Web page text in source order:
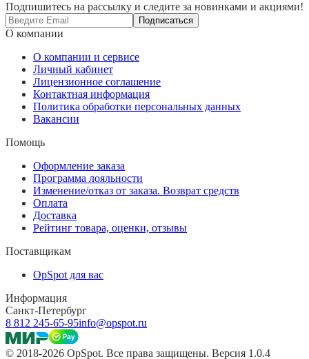
Подпишитесь на рассылку и следите за новинками и акциями!
Подписаться
О компании
О компании и сервисе
Личный кабинет
Лицензионное соглашение
Контактная информация
Политика обработки персональных данных
Вакансии
Помощь
Оформление заказа
Программа лояльности
Изменение/отказ от заказа. Возврат средств
Оплата
Доставка
Рейтинг товара, оценки, отзывы
Поставщикам
OpSpot для вас
Информация
Санкт-Петербург
8 812 245-65-95info@opspot.ru
© 2018-2026 OpSpot. Все права защищены. Версия 1.0.4